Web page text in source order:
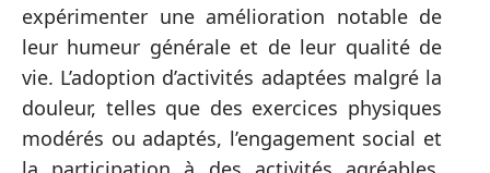
expérimenter une amélioration notable de
leur humeur générale et de leur qualité de
vie. L’adoption d’activités adaptées malgré la
douleur, telles que des exercices physiques
modérés ou adaptés, l’engagement social et